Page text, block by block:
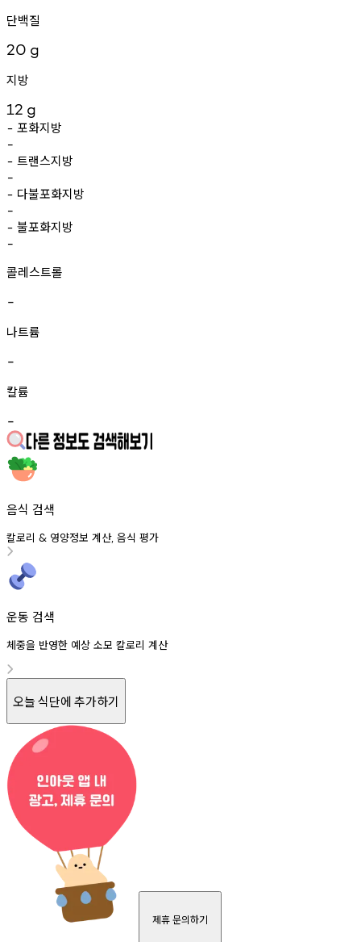
단백질
20 g
지방
12 g
- 포화지방
-
- 트랜스지방
-
- 다불포화지방
-
- 불포화지방
-
콜레스트롤
-
나트륨
-
칼륨
-
음식 검색
칼로리 & 영양정보 계산, 음식 평가
운동 검색
체중을 반영한 예상 소모 칼로리 계산
오늘 식단에 추가하기
제휴 문의하기